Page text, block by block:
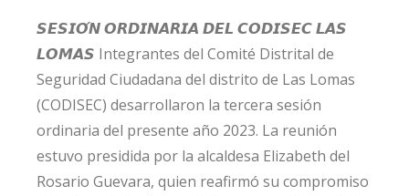
𝙎𝙀𝙎𝙄𝙊́𝙉 𝙊𝙍𝘿𝙄𝙉𝘼𝙍𝙄𝘼 𝘿𝙀𝙇 𝘾𝙊𝘿𝙄𝙎𝙀𝘾 𝙇𝘼𝙎
𝙇𝙊𝙈𝘼𝙎 Integrantes del Comité Distrital de
Seguridad Ciudadana del distrito de Las Lomas
(CODISEC) desarrollaron la tercera sesión
ordinaria del presente año 2023. La reunión
estuvo presidida por la alcaldesa Elizabeth del
Rosario Guevara, quien reafirmó su compromiso